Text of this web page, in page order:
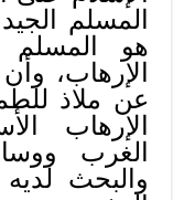
المسلم
هو المسلم
الإرهاب،
عن ملاذ
الإرهاب
الغرب
والبحث